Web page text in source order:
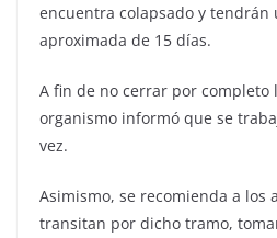
encuentra colapsado y tendrán
aproximada de 15 días.
A fin de no cerrar por completo
organismo informó que se
vez.
Asimismo, se recomienda a los
transitan por dicho tramo,